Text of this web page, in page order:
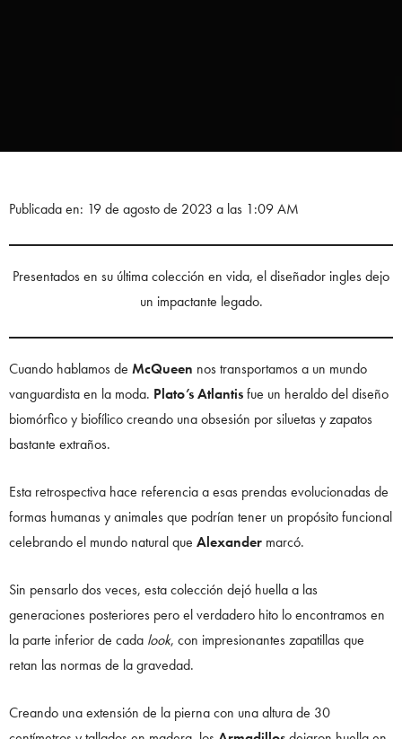
Publicada en: 19 de agosto de 2023 a las 1:09 AM
Presentados en su última colección en vida, el diseñador ingles dejo
un impactante legado.
Cuando hablamos de McQueen nos transportamos a un mundo
vanguardista en la moda. Plato’s Atlantisfue un heraldo del diseño
biomórfico y biofílico creando una obsesión por siluetas y zapatos
bastante extraños.
Esta retrospectiva hace referencia a esas prendas evolucionadas de
formas humanas y animales que podrían tener un propósito funcional
celebrando el mundo natural que Alexander marcó.
Sin pensarlo dos veces, esta colección dejó huella a las
generaciones posteriores pero el verdadero hito lo encontramos en
la parte inferior de cada look, con impresionantes zapatillas que
retan las normas de la gravedad.
Creando una extensión de la pierna con una altura de 30